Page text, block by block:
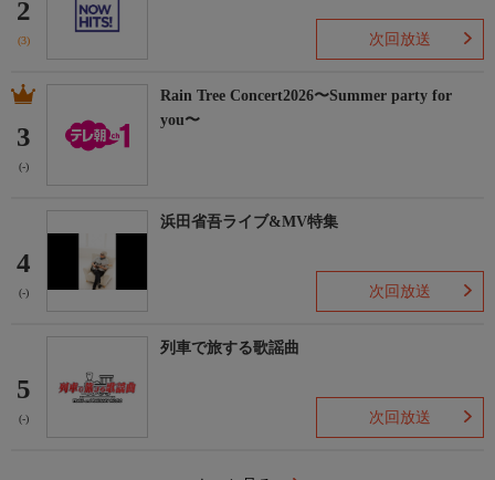
2
(3) 次回放送
3
(-)
Rain Tree Concert2026〜Summer party for
you〜
4
(-)
浜田省吾ライブ&MV特集
次回放送
5
(-)
列車で旅する歌謡曲
次回放送